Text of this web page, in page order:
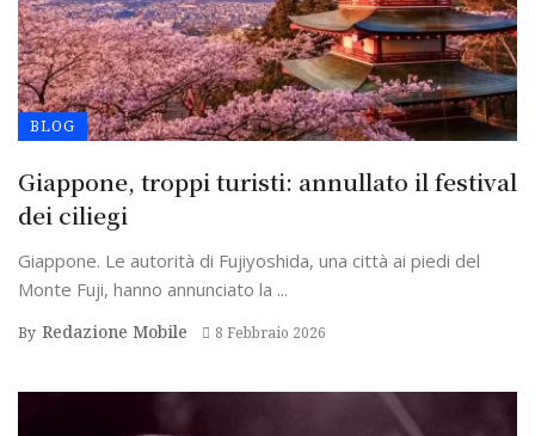
BLOG
Giappone, troppi turisti: annullato il festival
dei ciliegi
Giappone. Le autorità di Fujiyoshida, una città ai piedi del
Monte Fuji, hanno annunciato la ...
By Redazione Mobile 8 Febbraio 2026